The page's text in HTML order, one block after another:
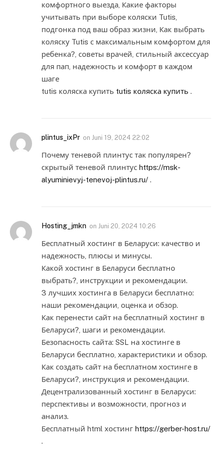
комфортного выезда, Какие факторы
учитывать при выборе коляски Tutis,
подгонка под ваш образ жизни, Как выбрать
коляску Tutis с максимальным комфортом для
ребенка?, советы врачей, стильный аксессуар
для пап, надежность и комфорт в каждом
шаге
tutis коляска купить tutis коляска купить .
plintus_ixPr on Juni 19, 2024 22:02
Почему теневой плинтус так популярен?
скрытый теневой плинтус https://msk-
alyuminievyj-tenevoj-plintus.ru/ .
Hosting_jmkn on Juni 20, 2024 10:26
Бесплатный хостинг в Беларуси: качество и
надежность, плюсы и минусы.
Какой хостинг в Беларуси бесплатно
выбрать?, инструкции и рекомендации.
3 лучших хостинга в Беларуси бесплатно:
наши рекомендации, оценка и обзор.
Как перенести сайт на бесплатный хостинг в
Беларуси?, шаги и рекомендации.
Безопасность сайта: SSL на хостинге в
Беларуси бесплатно, характеристики и обзор.
Как создать сайт на бесплатном хостинге в
Беларуси?, инструкция и рекомендации.
Децентрализованный хостинг в Беларуси:
перспективы и возможности, прогноз и
анализ.
Бесплатный html хостинг https://gerber-host.ru/
.